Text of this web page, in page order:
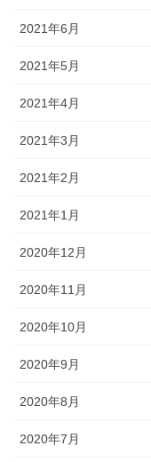
2021年6月
2021年5月
2021年4月
2021年3月
2021年2月
2021年1月
2020年12月
2020年11月
2020年10月
2020年9月
2020年8月
2020年7月